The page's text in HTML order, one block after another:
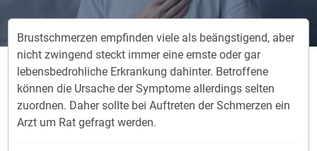
Brustschmerzen empfinden viele als beängstigend, aber
nicht zwingend steckt immer eine ernste oder gar
lebensbedrohliche Erkrankung dahinter. Betroffene
können die Ursache der Symptome allerdings selten
zuordnen. Daher sollte bei Auftreten der Schmerzen ein
Arzt um Rat gefragt werden.